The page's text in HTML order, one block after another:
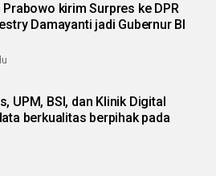
Prabowo kirim Surpres ke DPR
Damayanti jadi Gubernur BI
UPM, BSI, dan Klinik Digital
berkualitas berpihak pada